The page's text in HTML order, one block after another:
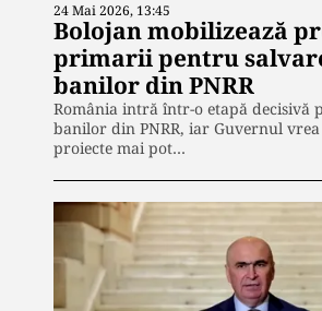
24 Mai 2026, 13:45
Bolojan mobilizează
primarii pentru
banilor din PNRR
România intră într-o etapă decisivă
banilor din PNRR, iar Guvernul
proiecte mai pot…